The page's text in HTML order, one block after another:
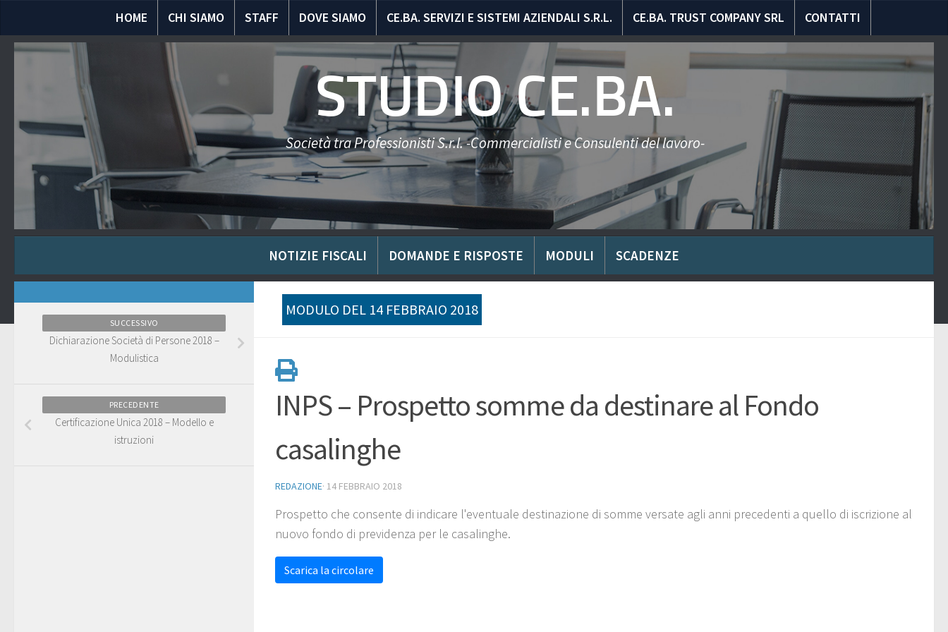
HOME CHI SIAMO STAFF DOVE SIAMO CE.BA. SERVIZI E SISTEMI AZIENDALI S.R.L. CE.BA. TRUST COMPANY SRL CONTATTI
STUDIO CE.BA.
Società tra Professionisti S.r.l. -Commercialisti e Consulenti del lavoro-
NOTIZIE FISCALI DOMANDE E RISPOSTE MODULI SCADENZE
MODULO DEL 14 FEBBRAIO 2018
INPS – Prospetto somme da destinare al Fondo
casalinghe
REDAZIONE· 14 FEBBRAIO 2018
Prospetto che consente di indicare l'eventuale destinazione di somme versate agli anni precedenti a quello di iscrizione al
nuovo fondo di previdenza per le casalinghe.
Scarica la circolare
SUCCESSIVO
Dichiarazione Società di Persone 2018 –
Modulistica
PRECEDENTE
Certificazione Unica 2018 – Modello e
istruzioni